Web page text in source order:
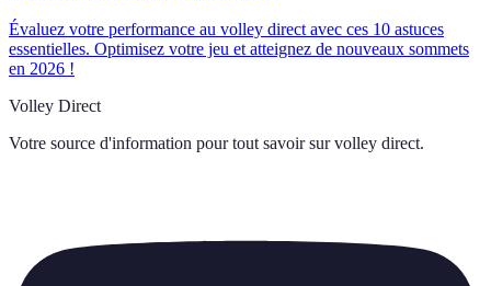
Évaluez votre performance au volley direct avec ces 10 astuces
essentielles. Optimisez votre jeu et atteignez de nouveaux sommets
en 2026 !
Volley Direct
Votre source d'information pour tout savoir sur volley direct.